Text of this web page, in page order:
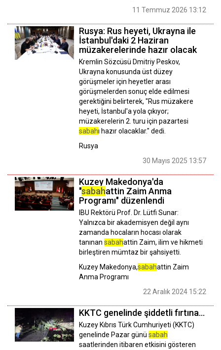
11 Temmuz 2026 13:12
Rusya: Rus heyeti, Ukrayna ile
İstanbul'daki 2 Haziran
müzakerelerinde hazır olacak
Kremlin Sözcüsü Dmitriy Peskov,
Ukrayna konusunda üst düzey
görüşmeler için heyetler arası
görüşmelerden sonuç elde edilmesi
gerektiğini belirterek, "Rus müzakere
heyeti, İstanbul'a yola çıkıyor;
müzakerelerin 2. turu için pazartesi
sabahı hazır olacaklar." dedi.
Rusya
30 Mayıs 2025 13:57
Kuzey Makedonya'da
"sabahattin Zaim Anma
Programı" düzenlendi
IBU Rektörü Prof. Dr. Lütfi Sunar:
Yalnızca bir akademisyen değil aynı
zamanda hocaların hocası olarak
tanınan sabahattin Zaim, ilim ve hikmeti
birleştiren mümtaz bir şahsiyetti.
Kuzey Makedonya,sabahattin Zaim
Anma Programı
22 Aralık 2024 15:22
KKTC genelinde şiddetli fırtına...
Kuzey Kıbrıs Türk Cumhuriyeti (KKTC)
genelinde Pazar günü sabah
saatlerinden itibaren etkisini gösteren